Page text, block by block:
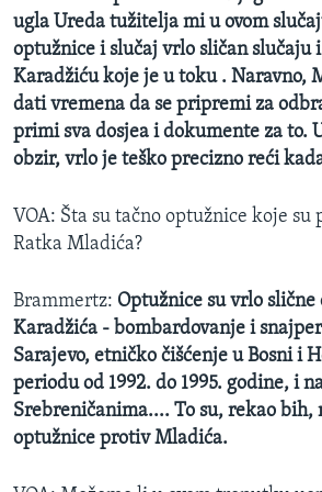
ugla Ureda tužitelja mi u ovom
optužnice i slučaj vrlo sličan slučaju
Karadžiću koje je u toku . Naravno,
dati vremena da se pripremi za
primi sva dosjea i dokumente za to.
obzir, vrlo je teško precizno reći
VOA: Šta su tačno optužnice koje
Ratka Mladića?
Brammertz: Optužnice su vrlo
Karadžića - bombardovanje i
Sarajevo, etničko čišćenje u Bosni i
periodu od 1992. do 1995. godine, i
Srebreničanima.... To su, rekao bih,
optužnice protiv Mladića.